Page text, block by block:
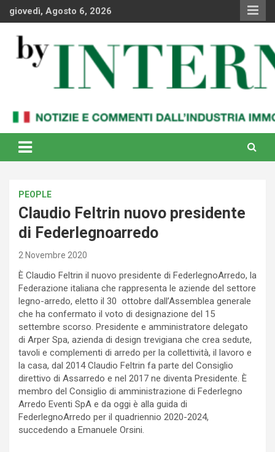
Skipgiovedì, Agosto 6, 2026
By Internews
internazionale
PEOPLE
Claudio Feltrin nuovo presidente
di Federlegnoarredo
2 Novembre 2020
È Claudio Feltrin il nuovo presidente di FederlegnoArredo, la
Federazione italiana che rappresenta le aziende del settore
legno-arredo, eletto il 30 ottobre dall’Assemblea generale
che ha confermato il voto di designazione del 15
settembre scorso. Presidente e amministratore delegato
di Arper Spa, azienda di design trevigiana che crea sedute,
tavoli e complementi di arredo per la collettività, il lavoro e
la casa, dal 2014 Claudio Feltrin fa parte del Consiglio
direttivo di Assarredo e nel 2017 ne diventa Presidente. È
membro del Consiglio di amministrazione di Federlegno
Arredo Eventi SpA e da oggi è alla guida di
FederlegnoArredo per il quadriennio 2020-2024,
succedendo a Emanuele Orsini.